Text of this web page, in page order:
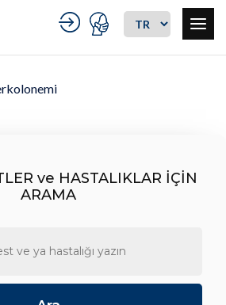
ve HASTALIKLAR İÇİN
ARAMA